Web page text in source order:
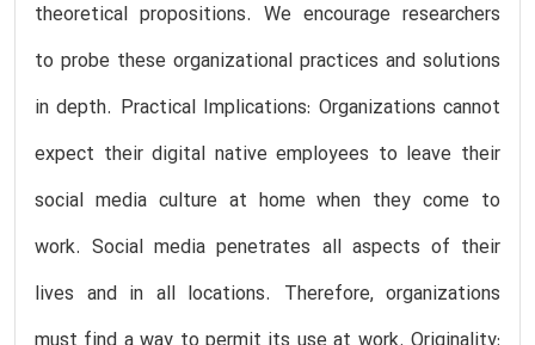
theoretical propositions. We encourage researchers
to probe these organizational practices and solutions
in depth. Practical Implications: Organizations cannot
expect their digital native employees to leave their
social media culture at home when they come to
work. Social media penetrates all aspects of their
lives and in all locations. Therefore, organizations